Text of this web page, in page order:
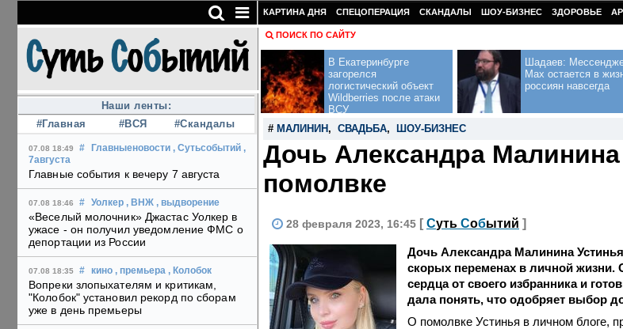
Наши ленты:
#Главная
#ВСЯ #Скандалы
07.08 18:49 # Главныеновости , Сутьсобытий ,
7августа
Главные события к вечеру 7 августа
07.08 18:46 # Уолкер , ВНЖ , выдворение
«Веселый молочник» Джастас Уолкер в
ужасе - он получил уведомление ФМС о
депортации из России
07.08 18:35 # кино , премьера , Колобок
Вопреки злопыхателям и критикам,
"Колобок" установил рекорд по сборам
уже в день премьеры
КАРТИНА ДНЯ СПЕЦОПЕРАЦИЯ СКАНДАЛЫ ШОУ-БИЗНЕС ЗДОРОВЬЕ
ПОИСК ПО САЙТУ
В Екатеринбурге
загорелся
логистический объект
Wildberries после атаки
ВСУ
Шадаев:
Max остается в
россиян навсегда
# МАЛИНИН , СВАДЬБА, ШОУ-БИЗНЕС
Дочь Александра
помолвке
28 февраля 2023, 16:45 [ Суть Событий ]
Дочь Александра Малинина
скорых переменах в личной жизни.
сердца от своего избранника и
дала понять, что одобряет выбор
О помолвке Устинья в личном блоге,